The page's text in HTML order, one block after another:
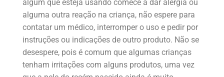
algum que esteja usando comece a dar alergia ou
alguma outra reação na criança, não espere para
contatar um médico, interromper o uso e pedir por
instruções ou indicações de outro produto. Não se
desespere, pois é comum que algumas crianças
tenham irritações com alguns produtos, uma vez